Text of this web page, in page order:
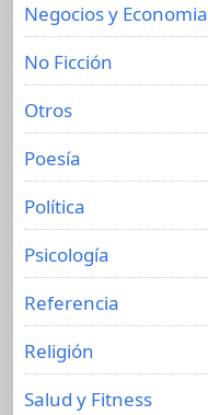
Negocios y Economia
No Ficción
Otros
Poesía
Política
Psicología
Referencia
Religión
Salud y Fitness